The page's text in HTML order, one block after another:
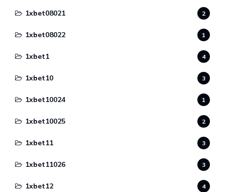
1xbet08021 2
1xbet08022 1
1xbet1 4
1xbet10 3
1xbet10024 1
1xbet10025 2
1xbet11 3
1xbet11026 3
1xbet12 4